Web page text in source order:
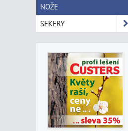
NOŽE
SEKERY